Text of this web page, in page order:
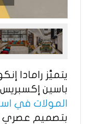
يتميَّز رامادا
باسين
المولات في
بتصميم عصري